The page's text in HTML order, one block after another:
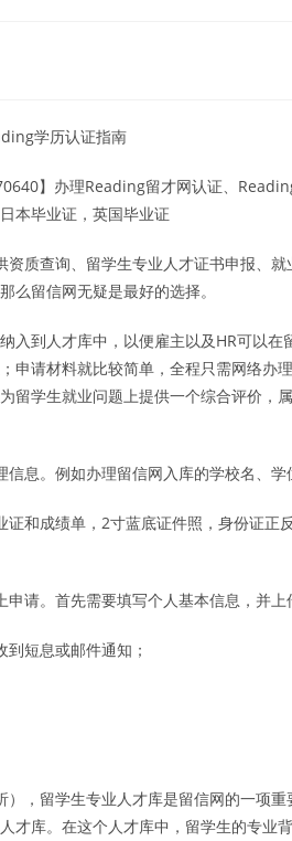
学历认证指南
】办理Reading留才网认证、
本毕业证，英国毕业证
质查询、留学生专业人才证书申报、
么留信网无疑是最好的选择。
入到人才库中，以便雇主以及HR可以
申请材料就比较简单，全程只需网络办
留学生就业问题上提供一个综合评价，属
息。例如办理留信网入库的学校名、学
证和成绩单，2寸蓝底证件照，身份证
请。首先需要填写个人基本信息，并
短息或邮件通知；
，留学生专业人才库是留信网的一项
才库。在这个人才库中，留学生的专业